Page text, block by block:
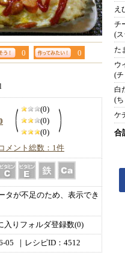
0 0
(0)
(0)
(0)
メント総数：1件
が不足のため、表示でき
入りフォルダ登録数(0)
05 ｜レシピID：4512
え
チ
(ス
た
ウ
(チ
白
(ち
ケ
合